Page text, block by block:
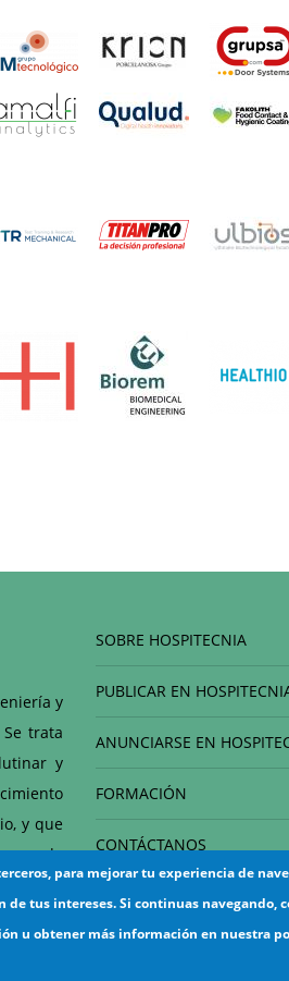
y
trata
y
y que
de
del
SOBRE HOSPITECNIA
PUBLICAR EN
ANUNCIARSE EN
FORMACIÓN
CONTÁCTANOS
para mejorar tu experiencia de
tus intereses. Si continuas navegando,
u obtener más información en nuestra